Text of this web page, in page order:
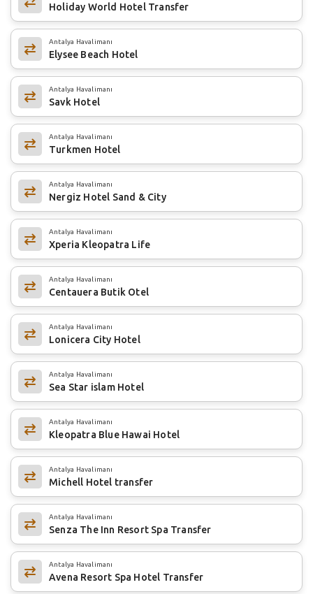
Holiday World Hotel Transfer
Antalya Havalimanı
Elysee Beach Hotel
Antalya Havalimanı
Savk Hotel
Antalya Havalimanı
Turkmen Hotel
Antalya Havalimanı
Nergiz Hotel Sand & City
Antalya Havalimanı
Xperia Kleopatra Life
Antalya Havalimanı
Centauera Butik Otel
Antalya Havalimanı
Lonicera City Hotel
Antalya Havalimanı
Sea Star islam Hotel
Antalya Havalimanı
Kleopatra Blue Hawai Hotel
Antalya Havalimanı
Michell Hotel transfer
Antalya Havalimanı
Senza The Inn Resort Spa Transfer
Antalya Havalimanı
Avena Resort Spa Hotel Transfer